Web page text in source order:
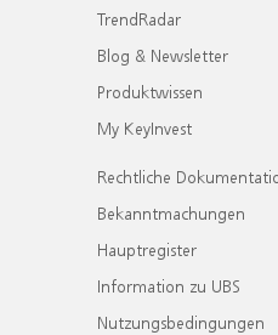
TrendRadar
Blog & Newsletter
Produktwissen
My KeyInvest
Rechtliche
Bekanntmachungen
Hauptregister
Information zu UBS
Nutzungsbedingungen